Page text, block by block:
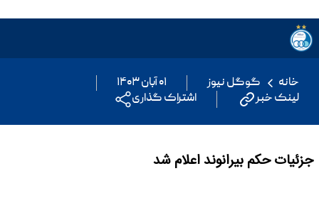
خانه گوگل نیوز
۰۱ آبان ۱۴۰۳
لینک خبر
اشتراک گذاری
جزئیات حکم بیرانوند اعلام شد